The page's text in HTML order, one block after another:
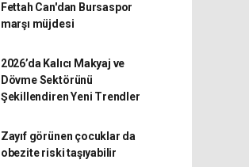
Fettah Can'dan Bursaspor
marşı müjdesi
2026’da Kalıcı Makyaj ve
Dövme Sektörünü
Şekillendiren Yeni Trendler
Zayıf görünen çocuklar da
obezite riski taşıyabilir